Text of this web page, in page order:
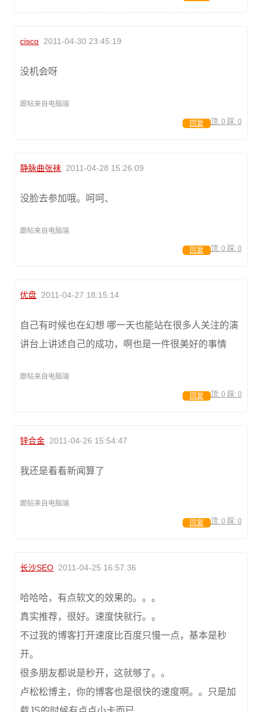
cisco 2011-04-30 23:45:19
没机会呀
跟帖来自电脑端
顶: 0 踩: 0
回复
静脉曲张袜 2011-04-28 15:26:09
没脸去参加哦。呵呵、
跟帖来自电脑端
顶: 0 踩: 0
回复
优盘 2011-04-27 18:15:14
自己有时候也在幻想 哪一天也能站在很多人关注的演
讲台上讲述自己的成功，啊也是一件很美好的事情
跟帖来自电脑端
顶: 0 踩: 0
回复
锌合金 2011-04-26 15:54:47
我还是看看新闻算了
跟帖来自电脑端
顶: 0 踩: 0
回复
长沙SEO 2011-04-25 16:57:36
哈哈哈，有点软文的效果的。。。
真实推荐，很好。速度快就行。。
不过我的博客打开速度比百度只慢一点，基本是秒
开。
很多朋友都说是秒开，这就够了。。
卢松松博主，你的博客也是很快的速度啊。。只是加